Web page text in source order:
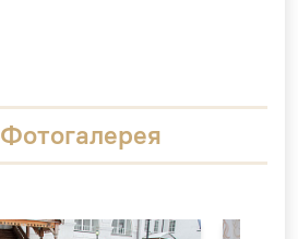
Фотогалерея